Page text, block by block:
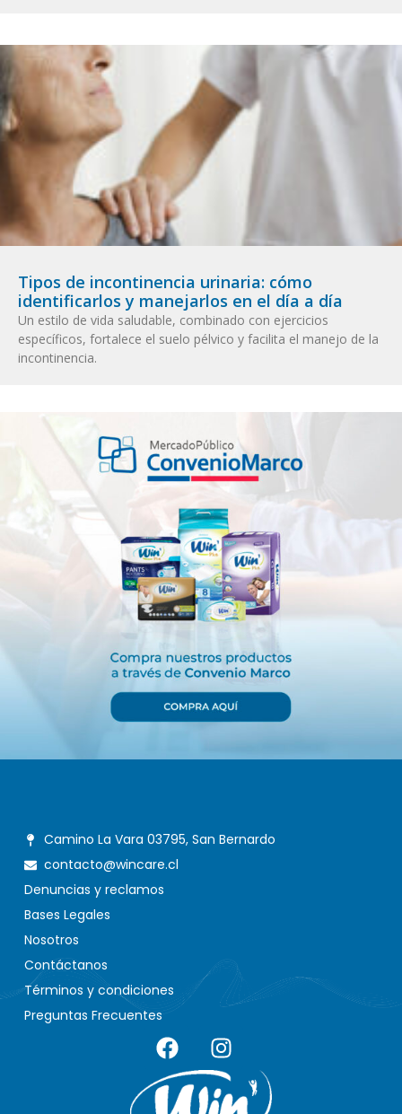
Tipos de incontinencia urinaria: cómo
identificarlos y manejarlos en el día a día
Un estilo de vida saludable, combinado con ejercicios
específicos, fortalece el suelo pélvico y facilita el manejo de la
incontinencia.
Camino La Vara 03795, San Bernardo
contacto@wincare.cl
Denuncias y reclamos
Bases Legales
Nosotros
Contáctanos
Términos y condiciones
Preguntas Frecuentes